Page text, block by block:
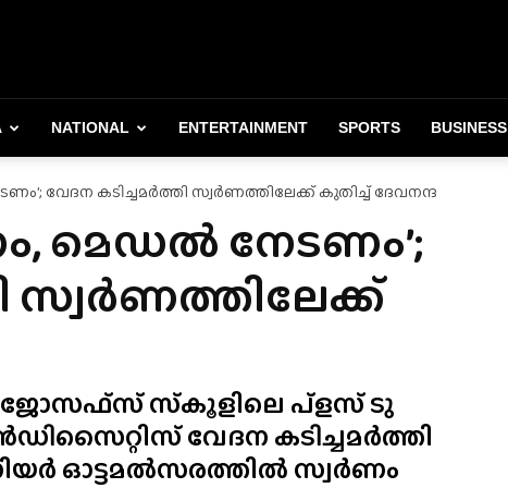
NATIONAL ENTERTAINMENT SPORTS BUSINESS
വേദന കടിച്ചമർത്തി സ്വർണത്തിലേക്ക് കുതിച്ച് ദേവനന്ദ
മെഡൽ നേടണം’;
സ്വർണത്തിലേക്ക്
ജോസഫ്‌സ് സ്‌കൂളിലെ പ്ളസ് ടു
വേദന കടിച്ചമർത്തി
ഓട്ടമൽസരത്തിൽ സ്വർണം